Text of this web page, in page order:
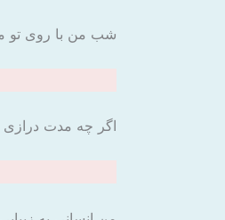
شب من با روی تو
اگر چه مدت درازی